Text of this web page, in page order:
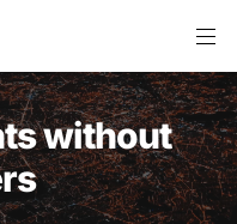
without